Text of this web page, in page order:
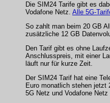
Die SIM24 Tarife gibt es
Vodafone Netz. Alle 5G-
So zahlt man beim 20 GB
zusätzliche 12 GB
Den Tarif gibt es ohne
Anschlusspreis, mit einer
läuft nur für kurze Zeit.
Der SIM24 Tarif hat eine
Euro monatlich stehen
5G Netz und Vodafone Netz